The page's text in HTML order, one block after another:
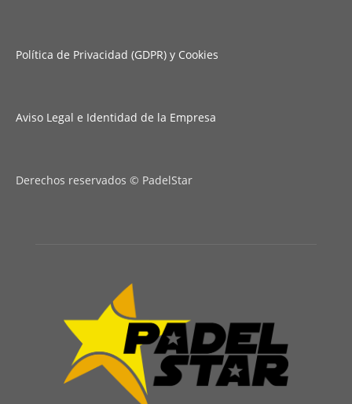
Política de Privacidad (GDPR) y Cookies
Aviso Legal e Identidad de la Empresa
Derechos reservados © PadelStar